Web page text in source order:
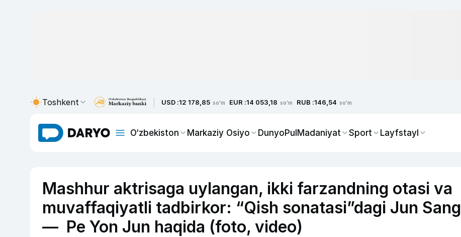
Toshkent USD :12 178,85 so'm EUR :14 053,18 so'm RUB :146,54 so'm
O‘zbekiston Markaziy Osiyo DunyoPulMadaniyat Sport Layfstayl
Mashhur aktrisaga uylangan, ikki farzandning otasi va
muvaffaqiyatli tadbirkor: “Qish sonatasi”dagi Jun Sang
— Pe Yon Jun haqida (foto, video)